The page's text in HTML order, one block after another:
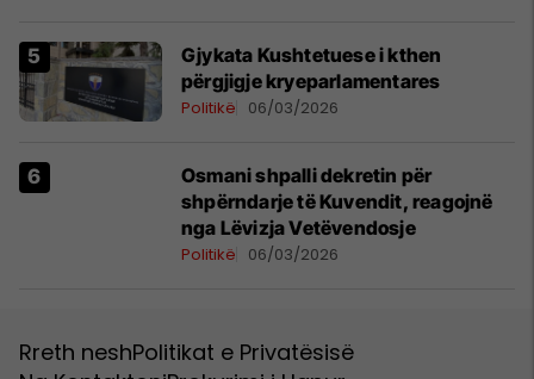
Gjykata Kushtetuese i kthen
përgjigje kryeparlamentares
Politikë 06/03/2026
Osmani shpalli dekretin për
shpërndarje të Kuvendit, reagojnë
nga Lëvizja Vetëvendosje
Politikë 06/03/2026
Rreth neshPolitikat e Privatësisë